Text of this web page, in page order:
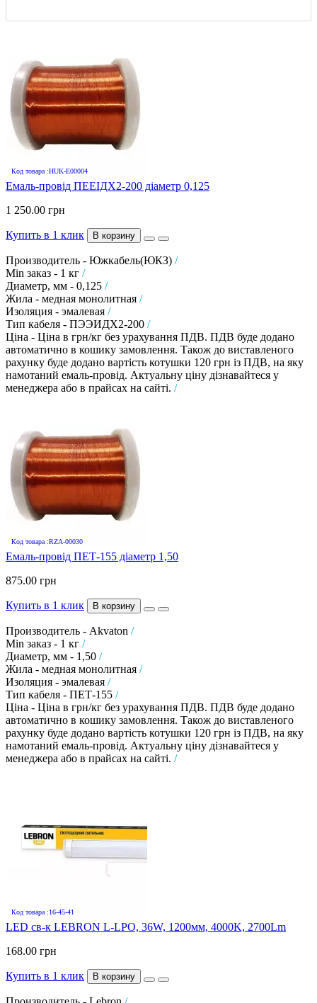
Код товара :HUK-E00004
Емаль-провід ПЕЕІДХ2-200 діаметр 0,125
1 250.00 грн
Купить в 1 клик В корзину
Производитель - Южкабель(ЮКЗ) /
Min заказ - 1 кг /
Диаметр, мм - 0,125 /
Жила - медная монолитная /
Изоляция - эмалевая /
Тип кабеля - ПЭЭИДХ2-200 /
Ціна - Ціна в грн/кг без урахування ПДВ. ПДВ буде додано
автоматично в кошику замовлення. Також до виставленого
рахунку буде додано вартість котушки 120 грн із ПДВ, на яку
намотаний емаль-провід. Актуальну ціну дізнавайтеся у
менеджера або в прайсах на сайті. /
Код товара :RZA-00030
Емаль-провід ПЕТ-155 діаметр 1,50
875.00 грн
Купить в 1 клик В корзину
Производитель - Akvaton /
Min заказ - 1 кг /
Диаметр, мм - 1,50 /
Жила - медная монолитная /
Изоляция - эмалевая /
Тип кабеля - ПЕТ-155 /
Ціна - Ціна в грн/кг без урахування ПДВ. ПДВ буде додано
автоматично в кошику замовлення. Також до виставленого
рахунку буде додано вартість котушки 120 грн із ПДВ, на яку
намотаний емаль-провід. Актуальну ціну дізнавайтеся у
менеджера або в прайсах на сайті. /
Код товара :16-45-41
LED св-к LEBRON L-LPO, 36W, 1200мм, 4000K, 2700Lm
168.00 грн
Купить в 1 клик В корзину